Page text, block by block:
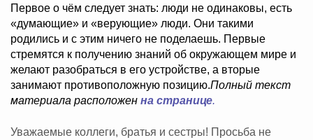
Первое о чём следует знать: люди не одинаковы, есть
«думающие» и «верующие» люди. Они такими
родились и с этим ничего не поделаешь. Первые
стремятся к получению знаний об окружающем мире и
желают разобраться в его устройстве, а вторые
занимают противоположную позицию.Полный текст
материала расположен на странице.
Уважаемые коллеги, братья и сестры! Просьба не